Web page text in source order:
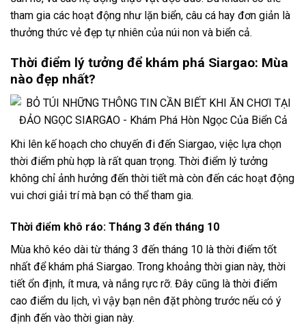
tham gia các hoạt động như lặn biển, câu cá hay đơn giản là
thưởng thức vẻ đẹp tự nhiên của núi non và biển cả.
Thời điểm lý tưởng để khám phá Siargao: Mùa
nào đẹp nhất?
Khi lên kế hoạch cho chuyến đi đến Siargao, việc lựa chọn
thời điểm phù hợp là rất quan trọng. Thời điểm lý tưởng
không chỉ ảnh hưởng đến thời tiết mà còn đến các hoạt động
vui chơi giải trí mà bạn có thể tham gia.
Thời điểm khô ráo: Tháng 3 đến tháng 10
Mùa khô kéo dài từ tháng 3 đến tháng 10 là thời điểm tốt
nhất để khám phá Siargao. Trong khoảng thời gian này, thời
tiết ổn định, ít mưa, và nắng rực rỡ. Đây cũng là thời điểm
cao điểm du lịch, vì vậy bạn nên đặt phòng trước nếu có ý
định đến vào thời gian này.